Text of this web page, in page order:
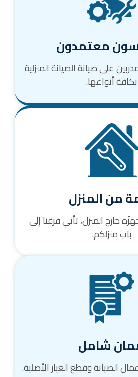
معتمدون
على صيانة الصيانة المنزلية
بكافة أنواعها.
من المنزل
خارج المنزل، تأتي فرقنا إلى
باب منزلكم.
شامل
الصيانة وقطع الغيار الأصلية.